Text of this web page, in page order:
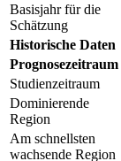
Basisjahr für die
Schätzung
Historische Daten
Prognosezeitraum
Studienzeitraum
Dominierende
Region
Am schnellsten
wachsende Region